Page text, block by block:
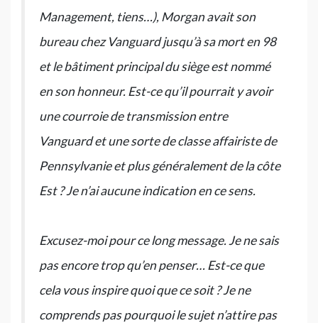
Management, tiens…), Morgan avait son
bureau chez Vanguard jusqu’à sa mort en 98
et le bâtiment principal du siège est nommé
en son honneur. Est-ce qu’il pourrait y avoir
une courroie de transmission entre
Vanguard et une sorte de classe affairiste de
Pennsylvanie et plus généralement de la côte
Est ? Je n’ai aucune indication en ce sens.
Excusez-moi pour ce long message. Je ne sais
pas encore trop qu’en penser… Est-ce que
cela vous inspire quoi que ce soit ? Je ne
comprends pas pourquoi le sujet n’attire pas